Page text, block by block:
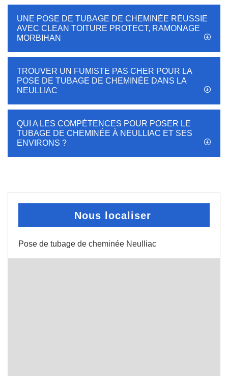
UNE POSE DE TUBAGE DE CHEMINÉE RÉUSSIE
AVEC CLEAN TOITURE PROTECT, RAMONAGE
MORBIHAN
TROUVER UN FUMISTE PAS CHER POUR LA
POSE DE TUBAGE DE CHEMINÉE DANS LA
NEULLIAC
QUI A LES COMPÉTENCES POUR POSER LE
TUBAGE DE CHEMINÉE À NEULLIAC ET SES
ENVIRONS ?
Nous localiser
Pose de tubage de cheminée Neulliac